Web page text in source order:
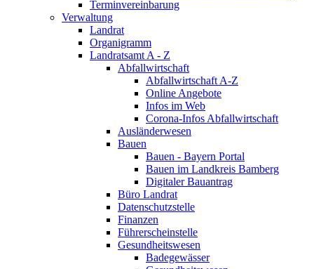
Terminvereinbarung
Verwaltung
Landrat
Organigramm
Landratsamt A - Z
Abfallwirtschaft
Abfallwirtschaft A-Z
Online Angebote
Infos im Web
Corona-Infos Abfallwirtschaft
Ausländerwesen
Bauen
Bauen - Bayern Portal
Bauen im Landkreis Bamberg
Digitaler Bauantrag
Büro Landrat
Datenschutzstelle
Finanzen
Führerscheinstelle
Gesundheitswesen
Badegewässer